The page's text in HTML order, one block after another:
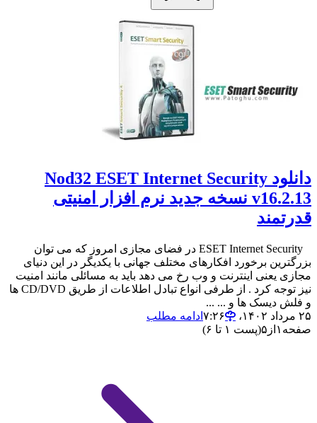
دانلود Nod32 ESET Internet Security
v16.2.13 نسخه جدید نرم افزار امنیتی
قدرتمند
ESET Internet Security در فضای مجازی امروز که می توان
بزرگترین برخورد افکارهای مختلف جهانی با یکدیگر در این دنیای
مجازی یعنی اینترنت و وب رخ می دهد باید به مسائلی مانند امنیت
نیز توجه کرد . از طرفی انواع تبادل اطلاعات از طریق CD/DVD ها
و فلش دیسک ها و ... ...
۲۵ مرداد ۱۴۰۲،‏ ۷:۲۶
ادامه مطلب
صفحه ۱ از ۵(پست ۱ تا ۶)